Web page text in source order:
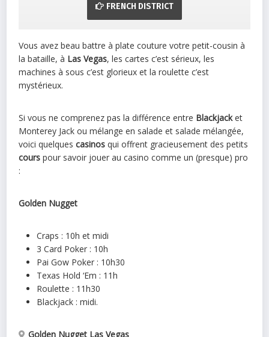
FRENCH DISTRICT
Vous avez beau battre à plate couture votre petit-cousin à
la bataille, à Las Vegas, les cartes c’est sérieux, les
machines à sous c’est glorieux et la roulette c’est
mystérieux.
Si vous ne comprenez pas la différence entre Blackjacket
Monterey Jack ou mélange en salade et salade mélangée,
voici quelquescasinos qui offrent gracieusement des petits
cours pour savoir jouer au casino comme un (presque) pro
:
Golden Nugget
Craps : 10h et midi
3 Card Poker : 10h
Pai Gow Poker : 10h30
Texas Hold ‘Em : 11h
Roulette : 11h30
Blackjack : midi.
Golden Nugget Las Vegas